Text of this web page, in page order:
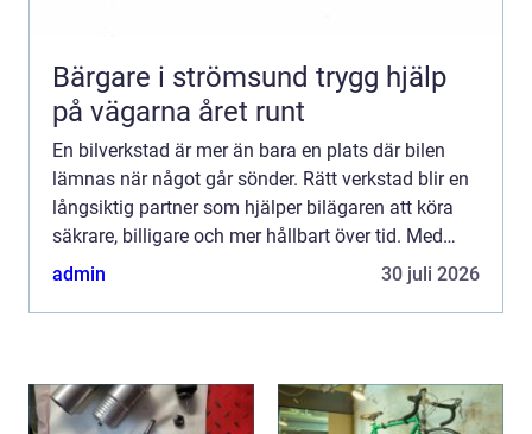
Bärgare i strömsund trygg hjälp
på vägarna året runt
En bilverkstad är mer än bara en plats där bilen
lämnas när något går sönder. Rätt verkstad blir en
långsiktig partner som hjälper bilägaren att köra
säkrare, billigare och mer hållbart över tid. Med
moderna bilar, avancerad elektronik och ökade
admin 30 juli 2026